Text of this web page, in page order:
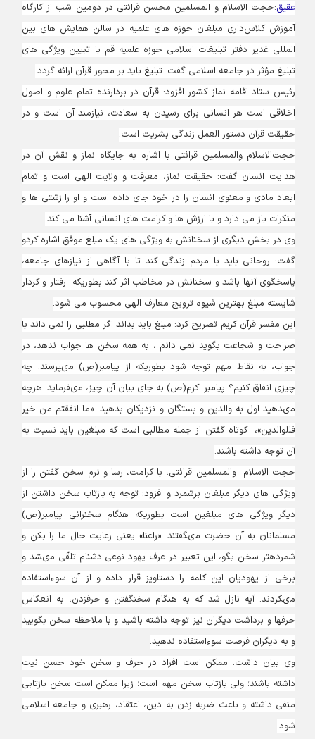
عقیق:حجت الاسلام و المسلمین محسن قرائتی در دومین شب از کارگاه
آموزش کلاس‌داری مبلغان حوزه های علمیه در سالن همایش های بین
المللی غدیر دفتر تبلیغات اسلامی حوزه علمیه قم با تبیین ویژگی های
تبلیغ مؤثر در جامعه اسلامی گفت: تبلیغ باید بر محور قرآن ارائه گردد.
رئیس ستاد اقامه نماز کشور افزود: قرآن در بردارنده تمام علوم و اصول
اخلاقی است هر انسانی برای رسیدن به سعادت، نیازمند آن است و در
حقیقت قرآن دستور العمل زندگی بشریت است.
حجت‌الاسلام والمسلمین قرائتی با اشاره به جایگاه نماز و نقش آن در
هدایت انسان گفت: حقیقت نماز، معرفت و ولایت الهی است و تمام
ابعاد مادی و معنوی انسان را در خود جای داده است و او را زشتی ها و
منکرات باز می دارد و با ارزش ها و کرامت های انسانی آشنا می کند.
وی در بخش دیگری از سخنانش به ویژگی های یک مبلغ موفق اشاره کردو
گفت: روحانی باید با مردم زندگی کند تا با آگاهی از نیازهای جامعه،
پاسخگوی آنها باشد و سخنانش در مخاطب اثر کند بطوریکه رفتار و کردار
شایسته مبلغ بهترین شیوه ترویج معارف الهی محسوب می شود.
این مفسر قرآن کریم تصریح کرد: مبلغ باید بداند اگر مطلبی را نمی داند با
صراحت و شجاعت بگوید نمی دانم ، به همه سخن ها جواب ندهد، در
جواب، به نقاط مهم توجه شود بطوریکه از پیامبر(ص) مى‏پرسند: چه
چیزى انفاق كنیم؟ پیامبر اكرم‏(ص) به جاى بیان آن چیز، مى‏فرماید: هرچه
مى‏دهید اول به والدین و بستگان و نزدیكان بدهید. «ما انفقتم من خیر
فللوالدین»، کوتاه گفتن از جمله مطالبی است که مبلغین باید نسبت به
آن توجه داشته باشند.
حجت الاسلام والمسلمین قرائتی، با کرامت، رسا و نرم سخن گفتن را از
ویژگی های دیگر مبلغان برشمرد و افزود: توجه به بازتاب سخن داشتن از
دیگر ویژگی های مبلغین است بطوریکه هنگام سخنرانى پیامبر(ص)
مسلمانان به آن حضرت مى‏گفتند: «راعنا» یعنى رعایت حال ما را بكن و
شمرده‏تر سخن بگو، این تعبیر در عرف یهود نوعى دشنام تلقّى مى‏شد و
برخى از یهودیان این كلمه را دستاویز قرار داده و از آن سوءاستفاده
مى‏كردند. آیه نازل شد كه به هنگام سخن‏گفتن و حرف‏زدن، به انعكاس
حرف‏ها و برداشت دیگران نیز توجه داشته باشید و با ملاحظه سخن بگویید
و به دیگران فرصت سوءاستفاده ندهید.
وی بیان داشت: ممكن است افراد در حرف و سخن خود حسن نیت
داشته باشند؛ ولى بازتاب سخن مهم است؛ زیرا ممكن است سخن بازتابى
منفى داشته و باعث ضربه زدن به دین، اعتقاد، رهبرى و جامعه اسلامى
شود.